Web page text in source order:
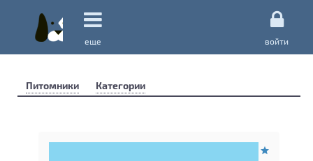
еще войти
Питомники Категории